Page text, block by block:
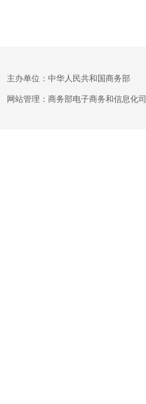
主办单位：中华人民共和国商务部
网站管理：商务部电子商务和信息化司